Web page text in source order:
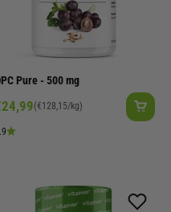
Pure - 500 mg
(€128,15/kg)